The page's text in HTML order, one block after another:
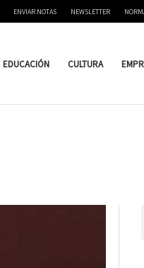
ENVIAR NOTAS NEWSLETTER
EDUCACIÓN CULTURA